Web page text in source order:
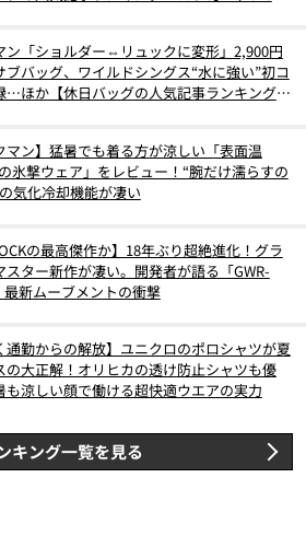
ン「ショルダー⇔リュックに変形」2,900円
ブバッグ、ワイルドシングス“水に強い”初コ
…ほか【休日バッグの人気記事ランキングベ
マン】猛暑でも着る方が涼しい「表面温
氷撃ウェア」をレビュー！“腕だけ濡らすの
気化冷却機能が凄い
の最高傑作か】18年ぶり超絶進化！グラ
スター新作が凄い。開発者が語る「GWR-
最新ムーブメントの衝撃
通勤からの解放】ユニクロのポロシャツが夏
の大正解！オリヒカの透け防止シャツも優
も涼しい顔で働ける超快適ウエアの実力
キング一覧を見る